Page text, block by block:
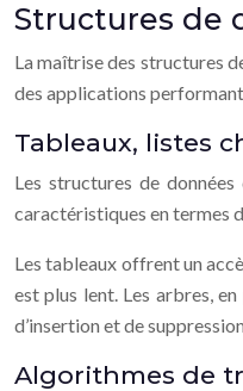
Structures de
La maîtrise des structures
des applications
Tableaux, listes
Les structures de
caractéristiques en termes
Les tableaux offrent un
est plus lent. Les arbres,
d’insertion et de
Algorithmes de